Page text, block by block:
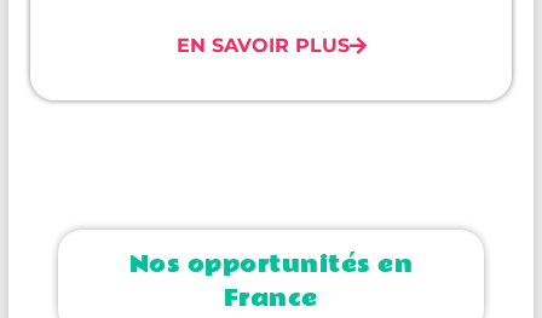
EN SAVOIR PLUS
Nos opportunités en
France